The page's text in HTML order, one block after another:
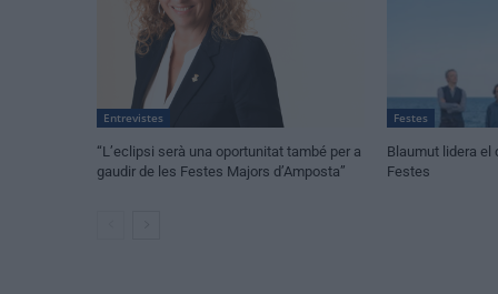
Entrevistes
“L’eclipsi serà una oportunitat també per a
gaudir de les Festes Majors d’Amposta”
Festes
Blaumut lidera el
Festes